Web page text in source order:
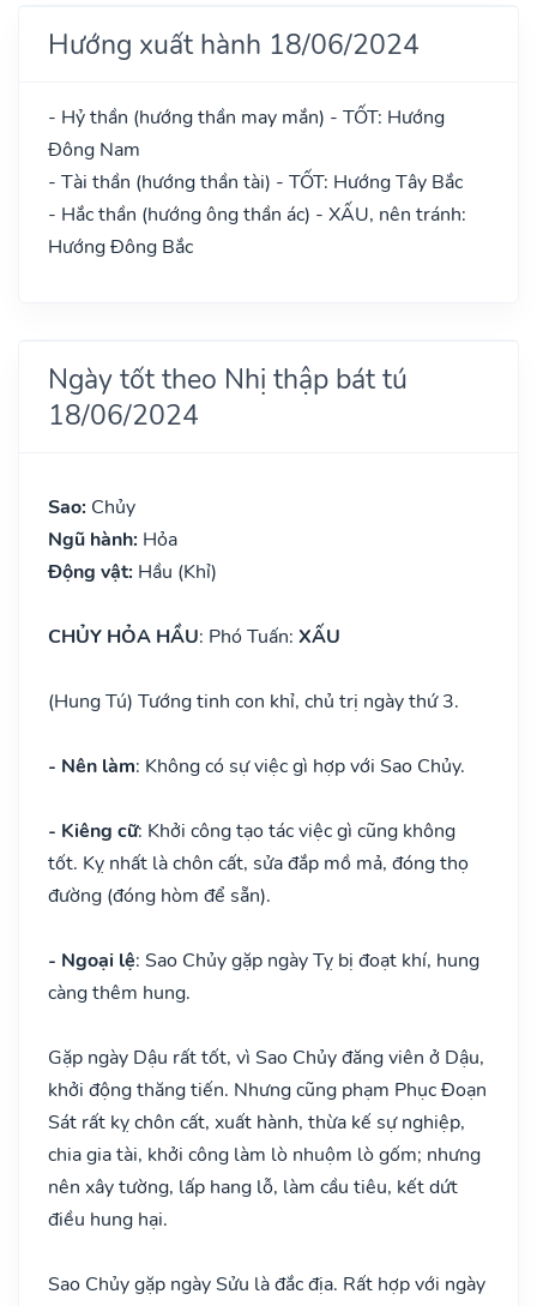
Hướng xuất hành 18/06/2024
- Hỷ thần (hướng thần may mắn) - TỐT: Hướng
Đông Nam
- Tài thần (hướng thần tài) - TỐT: Hướng Tây Bắc
- Hắc thần (hướng ông thần ác) - XẤU, nên tránh:
Hướng Đông Bắc
Ngày tốt theo Nhị thập bát tú
18/06/2024
Sao: Chủy
Ngũ hành: Hỏa
Động vật: Hầu (Khỉ)
CHỦY HỎA HẦU: Phó Tuấn: XẤU
(Hung Tú) Tướng tinh con khỉ, chủ trị ngày thứ 3.
- Nên làm: Không có sự việc gì hợp với Sao Chủy.
- Kiêng cữ: Khởi công tạo tác việc gì cũng không
tốt. Kỵ nhất là chôn cất, sửa đắp mồ mả, đóng thọ
đường (đóng hòm để sẵn).
- Ngoại lệ: Sao Chủy gặp ngày Tỵ bị đoạt khí, hung
càng thêm hung.
Gặp ngày Dậu rất tốt, vì Sao Chủy đăng viên ở Dậu,
khởi động thăng tiến. Nhưng cũng phạm Phục Đoạn
Sát rất kỵ chôn cất, xuất hành, thừa kế sự nghiệp,
chia gia tài, khởi công làm lò nhuộm lò gốm; nhưng
nên xây tường, lấp hang lỗ, làm cầu tiêu, kết dứt
điều hung hại.
Sao Chủy gặp ngày Sửu là đắc địa. Rất hợp với ngày